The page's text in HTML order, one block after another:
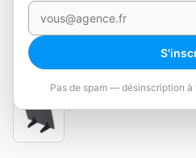
Votre e-mail
Pas de spam — désinscription à